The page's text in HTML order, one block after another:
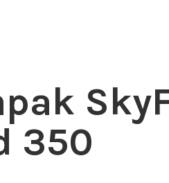
350